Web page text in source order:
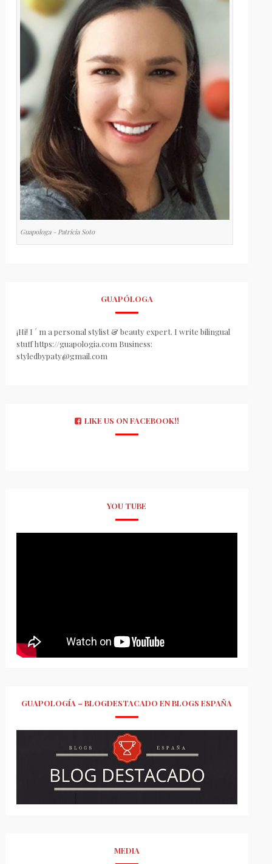
Guapologa - Patricia Soto
GUAPÓLOGA
¡Hi! I ´ m a personal stylist & beauty expert. I write bilingual
stuff https://guapologia.com Business:
styledbypaty@gmail.com
LIKE US ON FACEBOOK!!
YOU TUBE
GUAPOLOGÍA – BLOGDESTACADO EN BLOGS ESPAÑA
MEDIA